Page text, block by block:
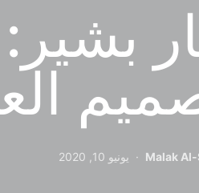
Malak يونيو 10, 2020